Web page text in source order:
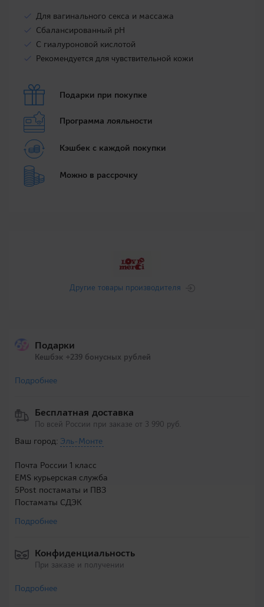
Для вагинального секса и массажа
Сбалансированный pH
С гиалуроновой кислотой
Рекомендуется для чувствительной кожи
Подарки при покупке
Программа лояльности
Кэшбек с каждой покупки
Можно в рассрочку
Другие товары производителя
Подарки
Кешбэк +239 бонусных рублей
Подробнее
Бесплатная доставка
По всей России при заказе от 3 990 руб.
Ваш город: Эль-Монте
Почта России 1 класс
EMS курьерская служба
5Post постаматы и ПВЗ
Постаматы СДЭК
Подробнее
Конфиденциальность
При заказе и получении
Подробнее